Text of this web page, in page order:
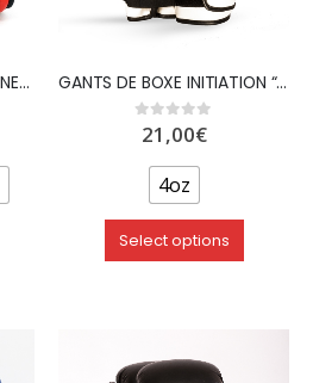
GANTS DE BOXE D’ENTRAINEMENT EN SUPER PU ROUGE- WETTLE GEAR “GLORY” GANTS DE BOXE INITIATION “KID” EN PU – NOIR – WETTLE GEAR
0out of 5
21,00€
4oz
Select options